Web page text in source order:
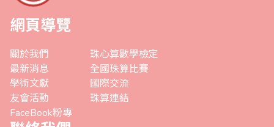
網頁導覽
關於我們
最新消息
學術文獻
友會活動
FaceBook粉專
珠心算數學檢定
全國珠算比賽
國際交流
珠算連結